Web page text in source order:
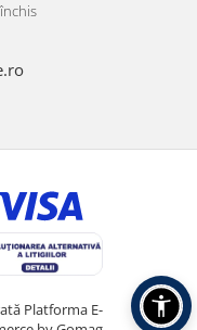
Platforma E-